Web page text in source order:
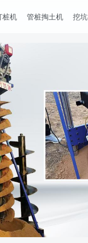
桩机 管桩掏土机 挖